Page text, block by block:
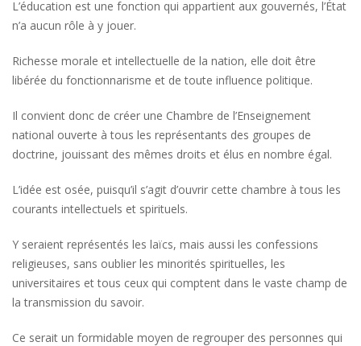
L’éducation est une fonction qui appartient aux gouvernés, l’État
n’a aucun rôle à y jouer.
Richesse morale et intellectuelle de la nation, elle doit être
libérée du fonctionnarisme et de toute influence politique.
Il convient donc de créer une Chambre de l’Enseignement
national ouverte à tous les représentants des groupes de
doctrine, jouissant des mêmes droits et élus en nombre égal.
L’idée est osée, puisqu’il s’agit d’ouvrir cette chambre à tous les
courants intellectuels et spirituels.
Y seraient représentés les laïcs, mais aussi les confessions
religieuses, sans oublier les minorités spirituelles, les
universitaires et tous ceux qui comptent dans le vaste champ de
la transmission du savoir.
Ce serait un formidable moyen de regrouper des personnes qui